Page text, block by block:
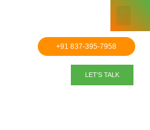
+91 837-395-7958
LET'S TALK